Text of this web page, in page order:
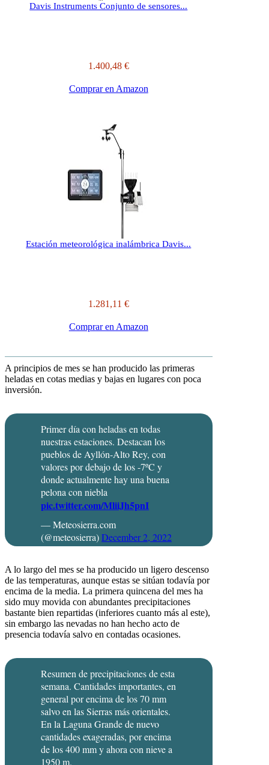
Davis Instruments Conjunto de sensores...
1.400,48 €
Comprar en Amazon
Estación meteorológica inalámbrica Davis...
1.281,11 €
Comprar en Amazon
A principios de mes se han producido las primeras
heladas en cotas medias y bajas en lugares con poca
inversión.
Primer día con heladas en todas
nuestras estaciones. Destacan los
pueblos de Ayllón-Alto Rey, con
valores por debajo de los -7ºC y
donde actualmente hay una buena
pelona con niebla
pic.twitter.com/MliiJh5pnI
— Meteosierra.com
(@meteosierra)December 2, 2022
A lo largo del mes se ha producido un ligero descenso
de las temperaturas, aunque estas se sitúan todavía por
encima de la media. La primera quincena del mes ha
sido muy movida con abundantes precipitaciones
bastante bien repartidas (inferiores cuanto más al este),
sin embargo las nevadas no han hecho acto de
presencia todavía salvo en contadas ocasiones.
Resumen de precipitaciones de esta
semana. Cantidades importantes, en
general por encima de los 70 mm
salvo en las Sierras más orientales.
En la Laguna Grande de nuevo
cantidades exageradas, por encima
de los 400 mm y ahora con nieve a
1950 m.